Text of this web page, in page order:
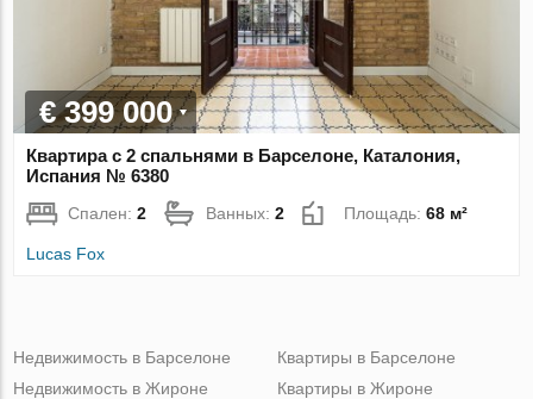
€ 399 000
Квартира с 2 спальнями в Барселоне, Каталония,
Испания № 6380
Спален:2 Ванных:2 Площадь:68 м²
Lucas Fox
Недвижимость в Барселоне
Недвижимость в Жироне
Квартиры в Барселоне
Квартиры в Жироне